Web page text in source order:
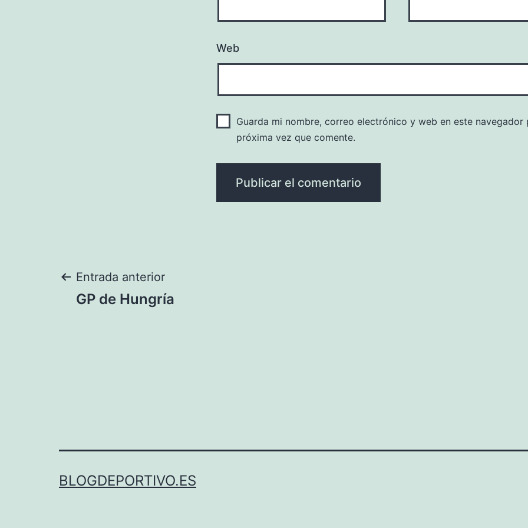
Web
Guarda mi nombre, correo electrónico y web en este navegador
próxima vez que comente.
Navegación
Entrada anterior
GP de Hungría
BLOGDEPORTIVO.ES